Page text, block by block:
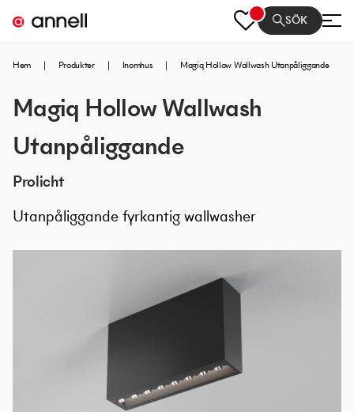
SÖK
Hem | Produkter | Inomhus | Magiq Hollow Wallwash Utanpåliggande
Magiq Hollow Wallwash
Utanpåliggande
Prolicht
Utanpåliggande fyrkantig wallwasher